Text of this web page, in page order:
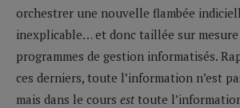
orchestrer une nouvelle flambée
inexplicable… et donc taillée sur
programmes de gestion informatisés.
ces derniers, toute l’information n’est
mais dans le cours est toute